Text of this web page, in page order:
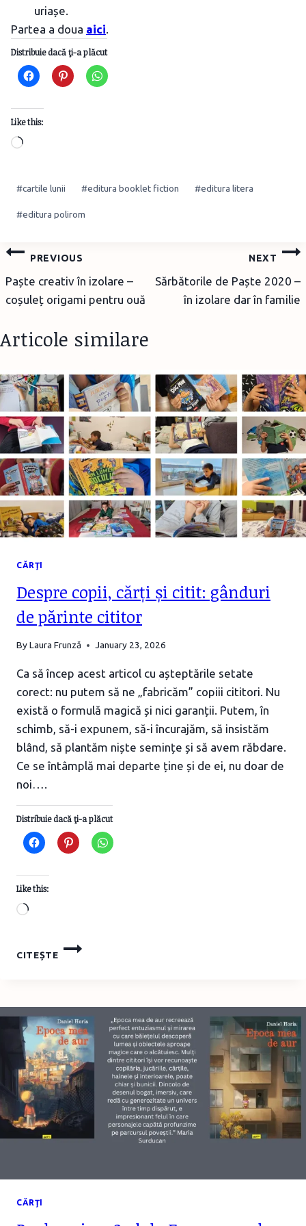
uriașe.
Partea a doua aici.
Distribuie dacă ţi-a plăcut
Like this:
Loading…
#cartile lunii #editura booklet fiction #editura litera
#editura polirom
Post
navigation
PREVIOUS
Paște creativ în izolare –
coșuleț origami pentru ouă
NEXT
Sărbătorile de Paște 2020 –
în izolare dar în familie
Articole similare
CĂRŢI
Despre copii, cărți și citit: gânduri
de părinte cititor
ByLaura Frunză January 23, 2026
Ca să încep acest articol cu așteptările setate
corect: nu putem să ne „fabricăm” copiii cititori. Nu
există o formulă magică și nici garanții. Putem, în
schimb, să-i expunem, să-i încurajăm, să insistăm
blând, să plantăm niște semințe și să avem răbdare.
Ce se întâmplă mai departe ține și de ei, nu doar de
noi….
Distribuie dacă ţi-a plăcut
Like this:
Loading…
CITEȘTE
DESPRE
COPII,
GÂNDURI
DE
PĂRINTE
CITITOR
CĂRŢI